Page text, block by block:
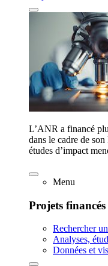
L’ANR a financé
dans le cadre de
études d’impact
Menu
Projets
Rechercher
Analyses,
Données et